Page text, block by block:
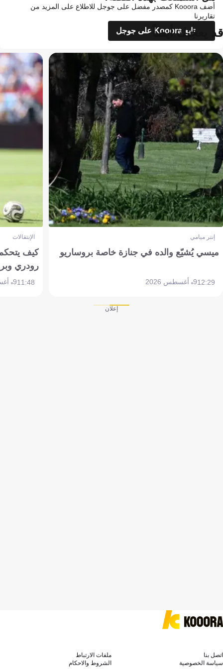
أضف Kooora كمصدر مفضل على جوجل للاطلاع على المزيد من
تقاريرنا
تابع Kooora على جوجل
قد يعجبك أيضاً
إنتر ميامي
ميسي يُشيّع والده في جنازة خاصة بروساريو
12:299 أغسطس 2026
الإنتقالات
كيف
رودري
11:489 أغسطس 2026
إعلان
اتصل بنا
ملفات الارتباط
سياسة الخصوصية
الشروط والاحكام